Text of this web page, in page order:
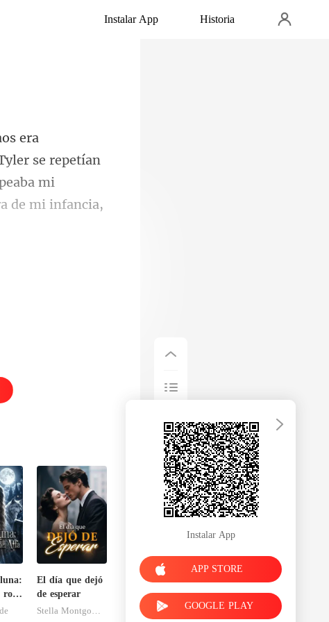
Instalar App Historia
se repetían
mi
rota
El día que dejó
de esperar
Instalar App
APP STORE
GOOGLE PLAY